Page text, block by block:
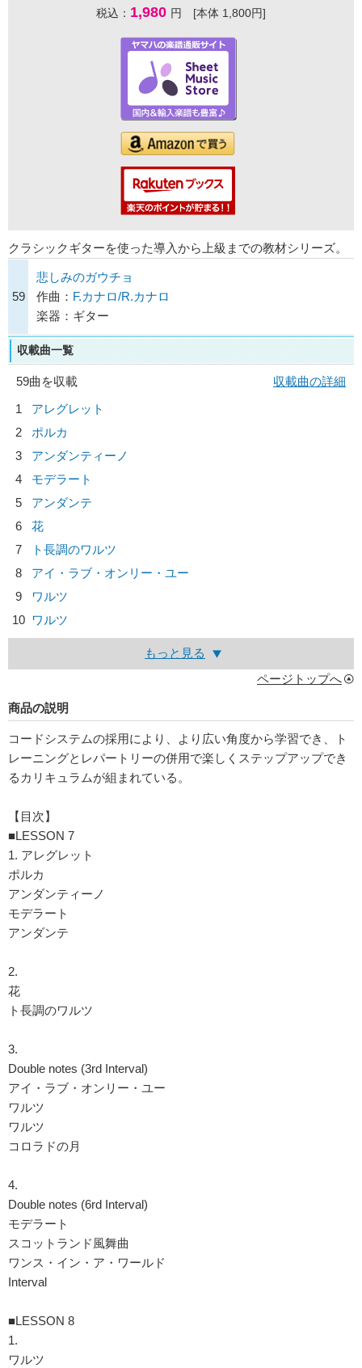
税込： 1,980 円 [本体 1,800円]
クラシックギターを使った導入から上級までの教材シリーズ。
59
悲しみのガウチョ
作曲： F.カナロ/R.カナロ
楽器：ギター
収載曲一覧
59曲を収載
収載曲の詳細
1
アレグレット
2
ポルカ
3
アンダンティーノ
4
モデラート
5
アンダンテ
6
花
7
ト長調のワルツ
8
アイ・ラブ・オンリー・ユー
9
ワルツ
10 ワルツ
もっと見る
ページトップへ
商品の説明
コードシステムの採用により、より広い角度から学習でき、ト
レーニングとレパートリーの併用で楽しくステップアップでき
るカリキュラムが組まれている。
【目次】
■LESSON 7
1. アレグレット
ポルカ
アンダンティーノ
モデラート
アンダンテ
2.
花
ト長調のワルツ
3.
Double notes (3rd Interval)
アイ・ラブ・オンリー・ユー
ワルツ
ワルツ
コロラドの月
4.
Double notes (6rd Interval)
モデラート
スコットランド風舞曲
ワンス・イン・ア・ワールド
Interval
■LESSON 8
1.
ワルツ